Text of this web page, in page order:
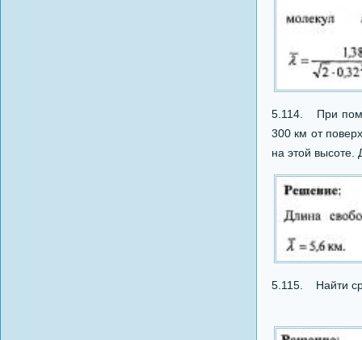
5.114. При
300 км от
на этой высоте.
5.115. Найти